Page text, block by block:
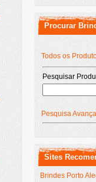
Procurar
Todos os
Pesquisar
Pesquisa
Sites
Brindes Porto